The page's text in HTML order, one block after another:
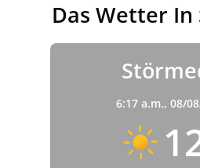
Das Wetter
6:17 a.m., 08/